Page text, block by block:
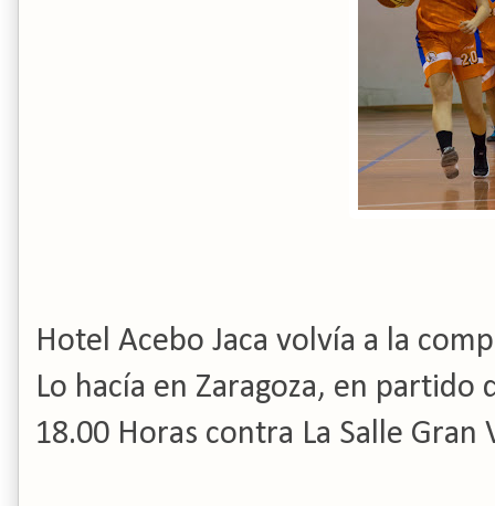
Hotel Acebo Jaca volvía a la
Lo hacía en Zaragoza, en
18.00 Horas contra La Salle Gran